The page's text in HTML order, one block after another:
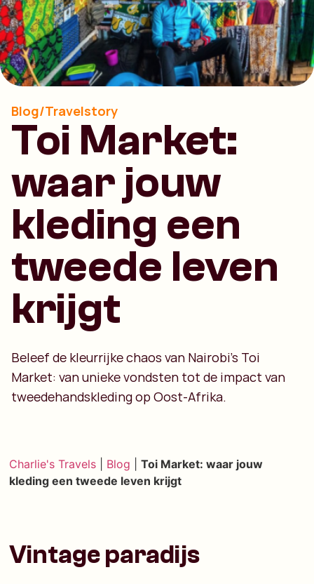
Blog/Travelstory
Toi Market:
waar jouw
kleding een
tweede leven
krijgt
Beleef de kleurrijke chaos van Nairobi’s Toi
Market: van unieke vondsten tot de impact van
tweedehandskleding op Oost-Afrika.
Charlie's Travels Blog |Toi Market: waar jouw
kleding een tweede leven krijgt
Vintage paradijs